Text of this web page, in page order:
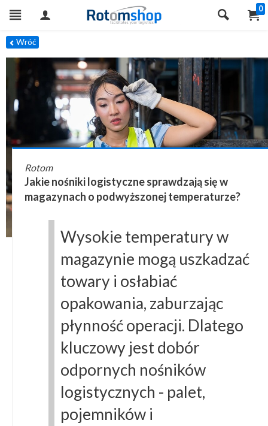
0
Wróć
Rotom
Jakie nośniki logistyczne sprawdzają się w
magazynach o podwyższonej temperaturze?
Wysokie temperatury w
magazynie mogą uszkadzać
towary i osłabiać
opakowania, zaburzając
płynność operacji. Dlatego
kluczowy jest dobór
odpornych nośników
logistycznych - palet,
pojemników i